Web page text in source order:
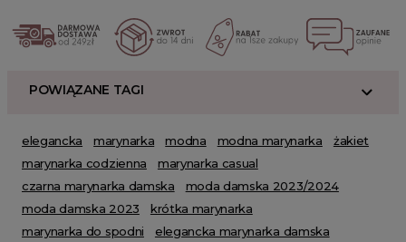
POWIĄZANE TAGI
elegancka marynarka modna modna marynarka
żakiet
marynarka codzienna
marynarka casual
czarna marynarka damska
moda damska 2023/2024
moda damska 2023
krótka marynarka
marynarka do spodni
elegancka marynarka damska